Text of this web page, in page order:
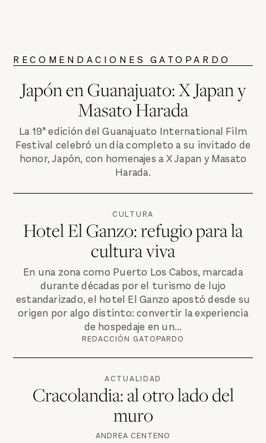
RECOMENDACIONES GATOPARDO
Japón en Guanajuato: X Japan y
Masato Harada
La 19ª edición del Guanajuato International Film
Festival celebró un día completo a su invitado de
honor, Japón, con homenajes a X Japan y Masato
Harada.
CULTURA
Hotel El Ganzo: refugio para la
cultura viva
En una zona como Puerto Los Cabos, marcada
durante décadas por el turismo de lujo
estandarizado, el hotel El Ganzo apostó desde su
origen por algo distinto: convertir la experiencia
de hospedaje en un...
REDACCIÓN GATOPARDO
ACTUALIDAD
Cracolandia: al otro lado del
muro
ANDREA CENTENO